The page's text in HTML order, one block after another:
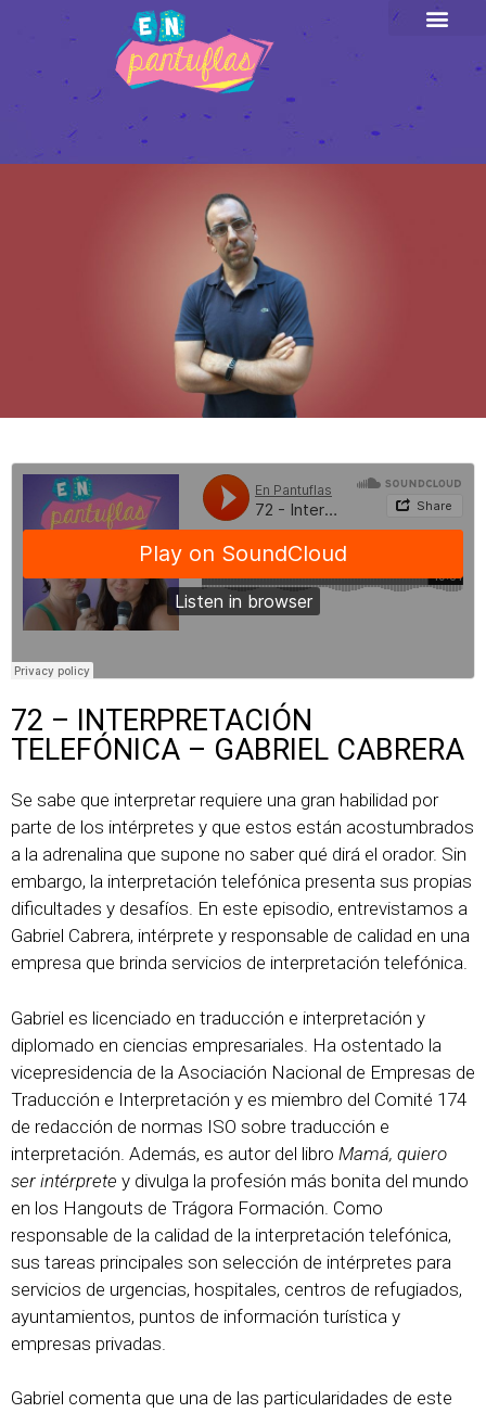
72 – INTERPRETACIÓN
TELEFÓNICA – GABRIEL CABRERA
Se sabe que interpretar requiere una gran habilidad por
parte de los intérpretes y que estos están acostumbrados
a la adrenalina que supone no saber qué dirá el orador. Sin
embargo, la interpretación telefónica presenta sus propias
dificultades y desafíos. En este episodio, entrevistamos a
Gabriel Cabrera, intérprete y responsable de calidad en una
empresa que brinda servicios de interpretación telefónica.
Gabriel es licenciado en traducción e interpretación y
diplomado en ciencias empresariales. Ha ostentado la
vicepresidencia de la Asociación Nacional de Empresas de
Traducción e Interpretación y es miembro del Comité 174
de redacción de normas ISO sobre traducción e
interpretación. Además, es autor del libro Mamá, quiero
ser intérprete y divulga la profesión más bonita del mundo
en los Hangouts de Trágora Formación. Como
responsable de la calidad de la interpretación telefónica,
sus tareas principales son selección de intérpretes para
servicios de urgencias, hospitales, centros de refugiados,
ayuntamientos, puntos de información turística y
empresas privadas.
Gabriel comenta que una de las particularidades de este